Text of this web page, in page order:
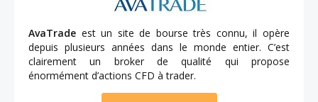
AvaTrade est un site de bourse très connu, il opère
depuis plusieurs années dans le monde entier. C’est
clairement un broker de qualité qui propose
énormément d’actions CFD à trader.